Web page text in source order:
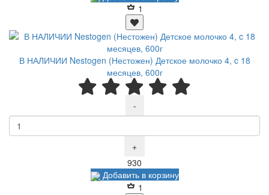
1
В НАЛИЧИИ Nestogen (Нестожен) Детское молочко 4, c 18
месяцев, 600г
-
+
930
Добавить в корзину
1